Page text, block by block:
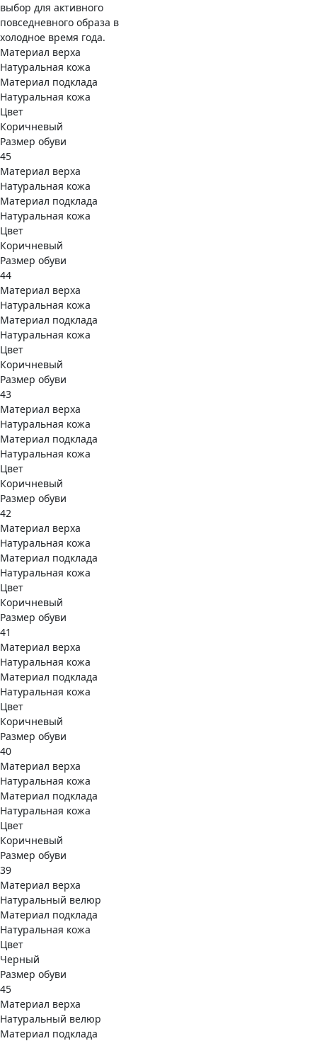
выбор для активного
повседневного образа в
холодное время года.
Материал верха
Натуральная кожа
Материал подклада
Натуральная кожа
Цвет
Коричневый
Размер обуви
45
Материал верха
Натуральная кожа
Материал подклада
Натуральная кожа
Цвет
Коричневый
Размер обуви
44
Материал верха
Натуральная кожа
Материал подклада
Натуральная кожа
Цвет
Коричневый
Размер обуви
43
Материал верха
Натуральная кожа
Материал подклада
Натуральная кожа
Цвет
Коричневый
Размер обуви
42
Материал верха
Натуральная кожа
Материал подклада
Натуральная кожа
Цвет
Коричневый
Размер обуви
41
Материал верха
Натуральная кожа
Материал подклада
Натуральная кожа
Цвет
Коричневый
Размер обуви
40
Материал верха
Натуральная кожа
Материал подклада
Натуральная кожа
Цвет
Коричневый
Размер обуви
39
Материал верха
Натуральный велюр
Материал подклада
Натуральная кожа
Цвет
Черный
Размер обуви
45
Материал верха
Натуральный велюр
Материал подклада